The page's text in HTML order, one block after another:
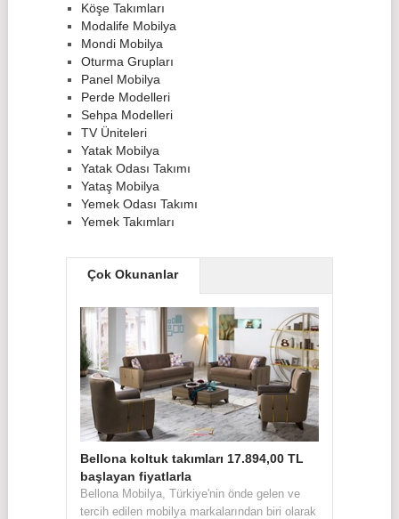
Köşe Takımları
Modalife Mobilya
Mondi Mobilya
Oturma Grupları
Panel Mobilya
Perde Modelleri
Sehpa Modelleri
TV Üniteleri
Yatak Mobilya
Yatak Odası Takımı
Yataş Mobilya
Yemek Odası Takımı
Yemek Takımları
Çok Okunanlar
Bellona koltuk takımları 17.894,00 TL
başlayan fiyatlarla
Bellona Mobilya, Türkiye'nin önde gelen ve
tercih edilen mobilya markalarından biri olarak